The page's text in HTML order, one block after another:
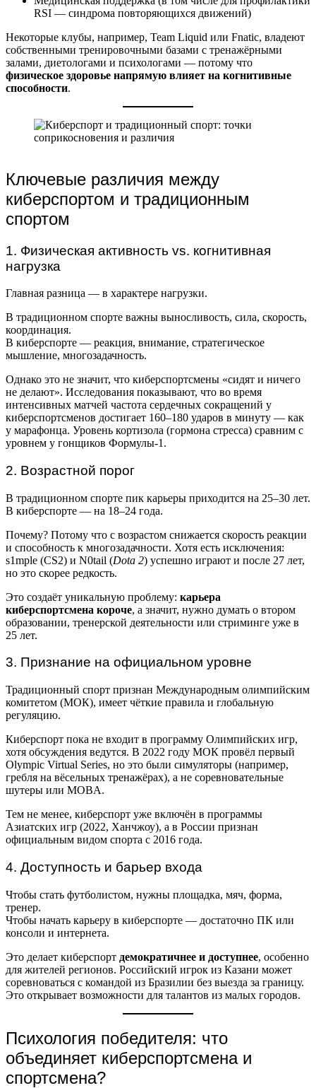
RSI — синдрома повторяющихся движений)
Некоторые клубы, например, Team Liquid или Fnatic, владеют
собственными тренировочными базами с тренажёрными
залами, диетологами и психологами — потому что
физическое здоровье напрямую влияет на когнитивные
способности.
Ключевые различия между
киберспортом и традиционным
спортом
1. Физическая активность vs. когнитивная
нагрузка
Главная разница — в характере нагрузки.
В традиционном спорте важны выносливость, сила, скорость,
координация.
В киберспорте — реакция, внимание, стратегическое
мышление, многозадачность.
Однако это не значит, что киберспортсмены «сидят и ничего
не делают». Исследования показывают, что во время
интенсивных матчей частота сердечных сокращений у
киберспортсменов достигает 160–180 ударов в минуту — как
у марафонца. Уровень кортизола (гормона стресса) сравним с
уровнем у гонщиков Формулы-1.
2. Возрастной порог
В традиционном спорте пик карьеры приходится на 25–30 лет.
В киберспорте — на 18–24 года.
Почему? Потому что с возрастом снижается скорость реакции
и способность к многозадачности. Хотя есть исключения:
s1mple (CS2) и N0tail (Dota 2) успешно играют и после 27 лет,
но это скорее редкость.
Это создаёт уникальную проблему: карьера
киберспортсмена короче, а значит, нужно думать о втором
образовании, тренерской деятельности или стриминге уже в
25 лет.
3. Признание на официальном уровне
Традиционный спорт признан Международным олимпийским
комитетом (МОК), имеет чёткие правила и глобальную
регуляцию.
Киберспорт пока не входит в программу Олимпийских игр,
хотя обсуждения ведутся. В 2022 году МОК провёл первый
Olympic Virtual Series, но это были симуляторы (например,
гребля на вёсельных тренажёрах), а не соревновательные
шутеры или MOBA.
Тем не менее, киберспорт уже включён в программы
Азиатских игр (2022, Ханчжоу), а в России признан
официальным видом спорта с 2016 года.
4. Доступность и барьер входа
Чтобы стать футболистом, нужны площадка, мяч, форма,
тренер.
Чтобы начать карьеру в киберспорте — достаточно ПК или
консоли и интернета.
Это делает киберспорт демократичнее и доступнее, особенно
для жителей регионов. Российский игрок из Казани может
соревноваться с командой из Бразилии без выезда за границу.
Это открывает возможности для талантов из малых городов.
Психология победителя: что
объединяет киберспортсмена и
спортсмена?